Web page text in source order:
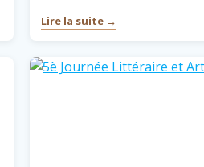
Lire la suite →